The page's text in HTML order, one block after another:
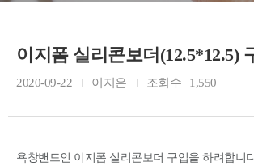
이지폼 실리콘보더(12.5*12.5)
2020-09-22 이지은 조회수 1,550
욕창밴드인 이지폼 실리콘보더 구입을 하려합니